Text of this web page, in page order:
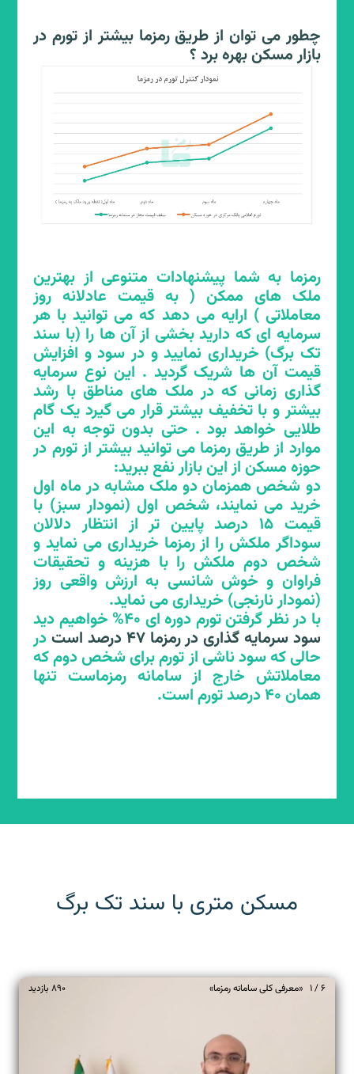
چطور می توان از طریق رمزما بیشتر از تورم در
بازار مسکن بهره برد ؟
رمزما به شما پیشنهادات متنوعی از بهترین
ملک های ممکن ( به قیمت عادلانه روز
معاملاتی ) ارایه می دهد که می توانید با هر
سرمایه ای که دارید بخشی از آن ها را (با سند
تک برگ) خریداری نمایید و در سود و افزایش
قیمت آن ها شریک گردید . این نوع سرمایه
گذاری زمانی که در ملک های مناطق با رشد
بیشتر و با تخفیف بیشتر قرار می گیرد یک گام
طلایی خواهد بود . حتی بدون توجه به این
موارد از طریق رمزما می توانید بیشتر از تورم در
حوزه مسکن از این بازار نفع ببرید:
دو شخص همزمان دو ملک مشابه در ماه اول
خرید می نمایند، شخص اول (نمودار سبز) با
قیمت 15 درصد پایین تر از انتظار دلالان
سوداگر ملکش را از رمزما خریداری می نماید و
شخص دوم ملکش را با هزینه و تحقیقات
فراوان و خوش شانسی به ارزش واقعی روز
(نمودار نارنجی) خریداری می نماید.
با در نظر گرفتن تورم دوره ای 40% خواهیم دید
سود سرمایه گذاری در رمزما 47 درصد است در
حالی که سود ناشی از تورم برای شخص دوم که
معاملاتش خارج از سامانه رمزماست تنها
همان 40 درصد تورم است.
صورت نیاز ضروری فروشنده ای به فروش،
عرصه برای دلالان سوداگر باز می گردد و با
پیشنهاد های بسیار غیر عادلانه ای ملک
فروشنده ی مجبور به فروش را تصاحب می
نمایند. رمزما در این زمان ها دست یاری به
سمت فروشندگان مجبور به فروش دراز می
نماید و با تجمیع نقدینگی های خرد، نقدینگی
های درشت ایجاد می نماید و با قیمتی عادلانه
این ملک ها را در گلچین رمزما قرار داده و به
خریداران خود می سپارد. این ساز و کار سامانه
رمزما نه تنها دست دلالان سوداگر را از بازار
منجر به سلامت بازار مسکن می گردد.
مسکن متری با سند تک برگ
6 / 1 «معرفی کلی سامانه رمزما» 890 بازدید